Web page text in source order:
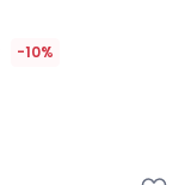
-10%